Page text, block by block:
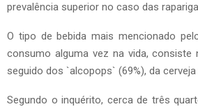
prevalência superior no caso das
O tipo de bebida mais mencionado
consumo alguma vez na vida, consiste
seguido dos `alcopops` (69%), da cerveja
Segundo o inquérito, cerca de três